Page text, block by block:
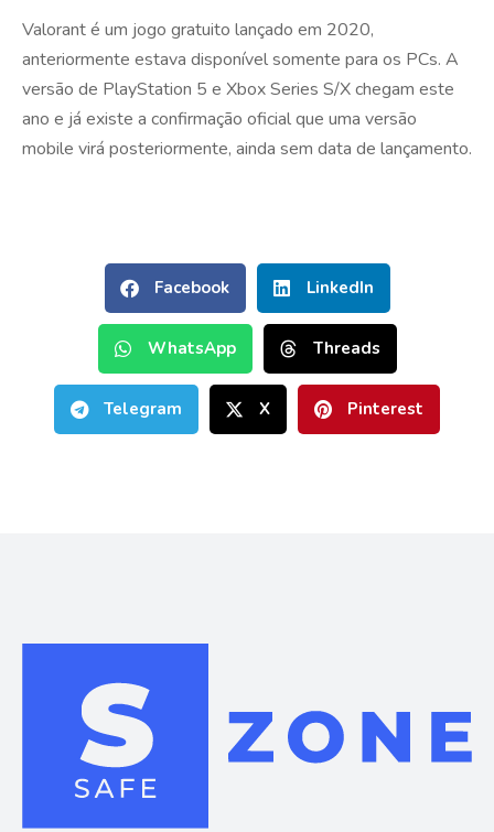
Valorant é um jogo gratuito lançado em 2020,
anteriormente estava disponível somente para os PCs. A
versão de PlayStation 5 e Xbox Series S/X chegam este
ano e já existe a confirmação oficial que uma versão
mobile virá posteriormente, ainda sem data de lançamento.
Facebook LinkedIn
WhatsApp Threads
Telegram X Pinterest